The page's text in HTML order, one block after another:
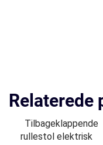
Relaterede
Tilbageklappende
rullestol elektrisk